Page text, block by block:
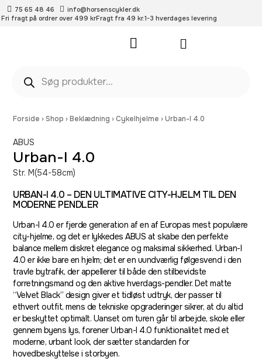
75 65 48 46
info@horsenscykler.dk
Fri fragt på ordrer over 499 krFragt fra 49 kr.1-3 hverdages levering
Forside ›Shop ›Beklædning ›Cykelhjelme ›Urban-I 4.0
ABUS
Urban-I 4.0
Str. M(54-58cm)
URBAN-I 4.0 – DEN ULTIMATIVE CITY-HJELM TIL DEN
MODERNE PENDLER
Urban-I 4.0 er fjerde generation af en af Europas mest populære
city-hjelme, og det er lykkedes ABUS at skabe den perfekte
balance mellem diskret elegance og maksimal sikkerhed. Urban-I
4.0 er ikke bare en hjelm; det er en uundværlig følgesvend i den
travle bytrafik, der appellerer til både den stilbevidste
forretningsmand og den aktive hverdags-pendler. Det matte
“Velvet Black” design giver et tidløst udtryk, der passer til
ethvert outfit, mens de tekniske opgraderinger sikrer, at du altid
er beskyttet optimalt. Uanset om turen går til arbejde, skole eller
gennem byens lys, forener Urban-I 4.0 funktionalitet med et
moderne, urbant look, der sætter standarden for
hovedbeskyttelse i storbyen.